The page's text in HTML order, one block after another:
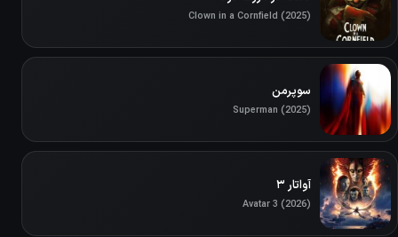
Clown in a Cornfield (2025)
سوپرمن
Superman (2025)
آواتار ۳
Avatar 3 (2026)